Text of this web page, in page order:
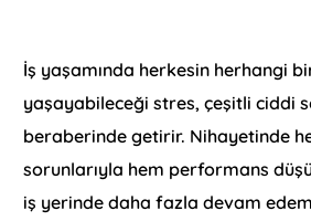
İş yaşamında herkesin herhangi
yaşayabileceği stres, çeşitli ciddi
beraberinde getirir. Nihayetinde
sorunlarıyla hem performans
iş yerinde daha fazla devam